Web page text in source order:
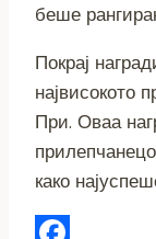
беше
Покрај
највисокото
При. Оваа
како